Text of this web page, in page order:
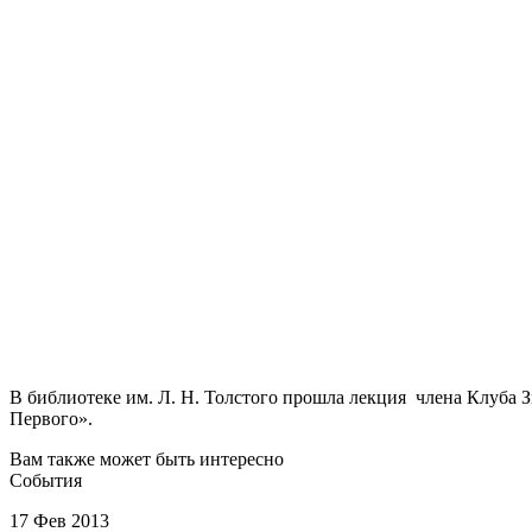
В библиотеке им. Л. Н. Толстого прошла лекция члена
Первого».
Вам также может быть интересно
События
17 Фев 2013